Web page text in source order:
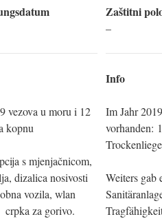
vezova u moru i 12
kopnu
s mjenjačnicom,
dizalica nosivosti
vozila, wlan
crpka za gorivo.
Zaštitni
–
Info
Im Jahr
vorhanden:
Weiters gab